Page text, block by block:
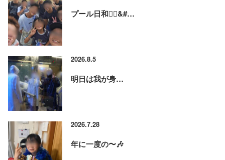
プール日和🏊‍♂&#…
2026.8.5
明日は我が身…
2026.7.28
年に一度の〜🎶